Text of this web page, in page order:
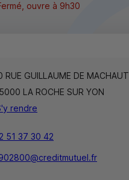
ouvre à 9h30
RUE GUILLAUME DE MACHAUT
LA ROCHE SUR YON
rendre
51 37 30 42